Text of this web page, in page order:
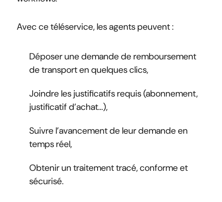
Avec ce téléservice, les agents peuvent :
Déposer une demande de remboursement
de transport en quelques clics,
Joindre les justificatifs requis (abonnement,
justificatif d’achat…),
Suivre l’avancement de leur demande en
temps réel,
Obtenir un traitement tracé, conforme et
sécurisé.